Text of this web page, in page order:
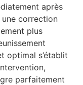
après
une correction
plus
optimal s’établit
parfaitement